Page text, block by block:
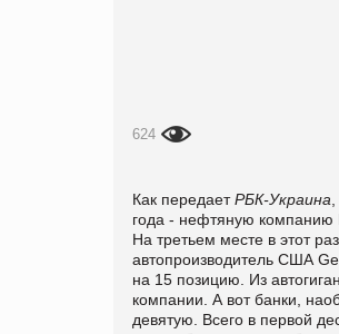
624
Как передаетРБК-Украина
года - нефтяную компанию
На третьем месте в этот
автопроизводитель США
на 15 позицию. Из
компании. А вот банки,
девятую. Всего в первой